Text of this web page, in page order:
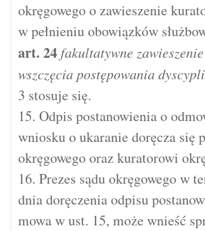
okręgowego o zawieszenie
w pełnieniu obowiązków
art. 24 fakultatywne
wszczęcia postępowania
3 stosuje się.
15. Odpis postanowienia o
wniosku o ukaranie doręcza się
okręgowego oraz kuratorowi
16. Prezes sądu okręgowego w
dnia doręczenia odpisu
mowa w ust. 15, może wnieść